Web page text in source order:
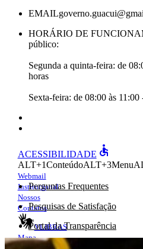
EMAIL
HORÁRIO DE
público:
Segunda a quinta-feira: de
horas
Sexta-feira: de 08:00 às
ACESSIBILIDADE accessible
ALT+1ConteúdoALT+3Menu
Webmail
Institucional
Nossos
Contatos
VLIBRAS
Mapa
Perguntas Frequentes
Pesquisas de Satisfação
Portal da Transparência
e-Ouv